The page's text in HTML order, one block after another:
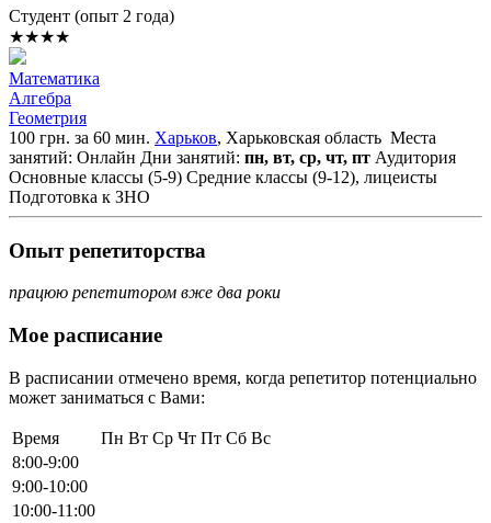
Cтудент (опыт 2 года)
★★★★
Математика
Алгебра
Геометрия
100 грн. за 60 мин. Харьков, Харьковская область Места
занятий: Онлайн Дни занятий: пн, вт, ср, чт, пт Аудитория
Основные классы (5-9) Средние классы (9-12), лицеисты
Подготовка к ЗНО
Опыт репетиторства
працюю репетитором вже два роки
Мое расписание
В расписании отмечено время, когда репетитор потенциально
может заниматься с Вами:
Время Пн Вт Ср Чт Пт Сб Вс
8:00-9:00
9:00-10:00
10:00-11:00